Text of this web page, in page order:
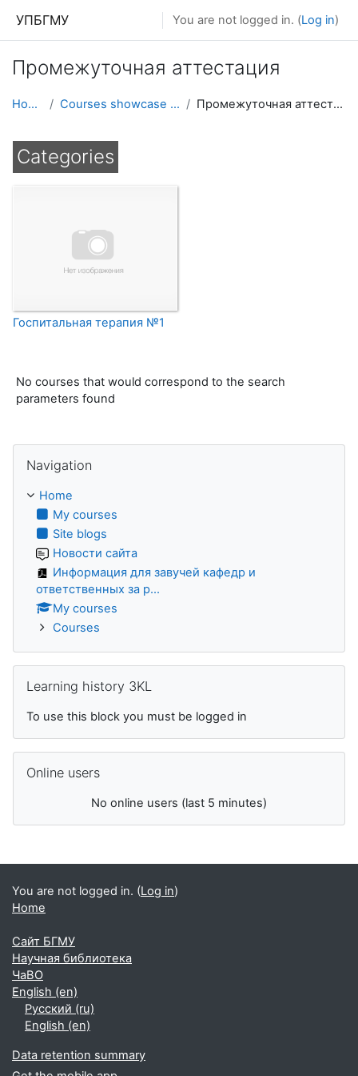
УПБГМУ You are not logged in. (Log in)
Промежуточная аттестация
Home Courses showcase 3KL Промежуточная аттестация
Categories
Госпитальная терапия №1
No courses that would correspond to the search
parameters found
Navigation
Home
My courses
Site blogs
Новости сайта
Информация для завучей кафедр и
ответственных за р...
My courses
Courses
Learning history 3KL
To use this block you must be logged in
Online users
No online users (last 5 minutes)
You are not logged in. (Log in)
Home
Сайт БГМУ
Научная библиотека
ЧаВО
English ‎(en)‎
Русский ‎(ru)‎
English ‎(en)‎
Data retention summary